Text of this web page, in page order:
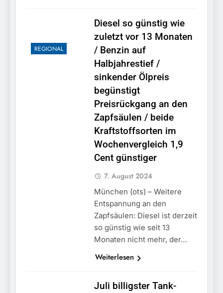
REGIONAL
Diesel so günstig wie
zuletzt vor 13 Monaten
/ Benzin auf
Halbjahrestief /
sinkender Ölpreis
begünstigt
Preisrückgang an den
Zapfsäulen / beide
Kraftstoffsorten im
Wochenvergleich 1,9
Cent günstiger
7. August 2024
München (ots) – Weitere
Entspannung an den
Zapfsäulen: Diesel ist derzeit
so günstig wie seit 13
Monaten nicht mehr, der…
Weiterlesen
Juli billigster Tank-